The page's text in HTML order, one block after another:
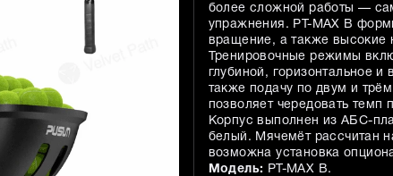
более сложной работы —
упражнения. PT-MAX B
вращение, а также высокие
Тренировочные режимы
глубиной, горизонтальное
также подачу по двум и
позволяет чередовать темп
Корпус выполнен из АБС-
белый. Мячемёт рассчитан
возможна установка
Модель:
PT-MAX B.